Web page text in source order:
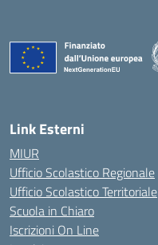
Link Esterni
MIUR
Ufficio Scolastico Regionale
Ufficio Scolastico Territoriale
Scuola in Chiaro
Iscrizioni On Line